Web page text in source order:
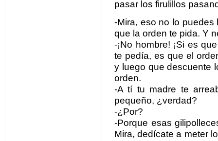
pasar los firulillos
-Mira, eso no lo puedes
que la orden te pida. Y
-¡No hombre! ¡Si es
te pedía, es que el
y luego que descuente
orden.
-A tí tu madre te
pequeño, ¿verdad?
-¿Por?
-Porque esas
Mira, dedícate a meter